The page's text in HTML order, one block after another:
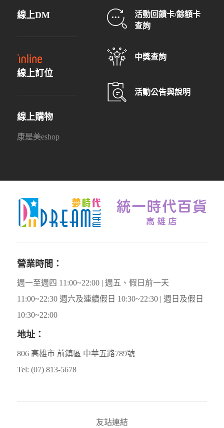
線上DM
線上訂位
線上購物
康是美eshop
活動回饋卡/餘額卡
查詢
中獎查詢
活動公告與說明
營業時間：
週一至週四 11:00~22:00 | 週五、假日前一天
11:00~22:30 週六及連續假日 10:30~22:30 | 週日及假日
10:30~22:00
地址：
806 高雄市 前鎮區 中華五路789號
Tel: (07) 813-5678
友站連結